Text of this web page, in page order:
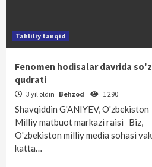
Tahliliy tanqid
Fenomen hodisalar davrida so'z
qudrati
3 yil oldin Behzod 1 290
Shavqiddin G'ANIYEV, O'zbekiston
Milliy matbuot markazi raisi Biz,
O'zbekiston milliy media sohasi
katta…